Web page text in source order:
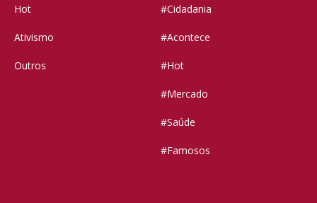
Hot
Ativismo
Outros
#Cidadania
#Acontece
#Hot
#Mercado
#Saúde
#Famosos